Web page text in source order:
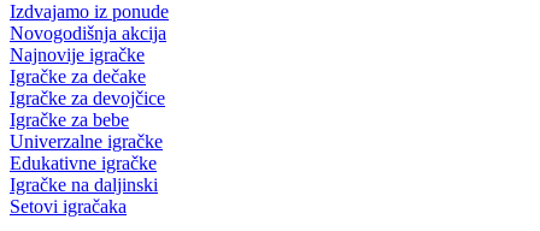
Izdvajamo iz ponude
Novogodišnja akcija
Najnovije igračke
Igračke za dečake
Igračke za devojčice
Igračke za bebe
Univerzalne igračke
Edukativne igračke
Igračke na daljinski
Setovi igračaka